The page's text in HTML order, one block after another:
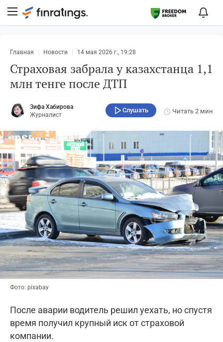
Главная Новости 14 мая 2026 г., 19:28
Страховая забрала у казахстанца 1,1
млн тенге после ДТП
Зифа Хабирова
Журналист
Слушать Читать 2 мин
Фото: pixabay
После аварии водитель решил уехать, но спустя
время получил крупный иск от страховой
компании.